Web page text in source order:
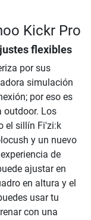
Kickr Pro
flexibles
por sus
simulación
por eso es
outdoor. Los
el sillín Fi'zi:k
y un nuevo
de
ajustar en
en altura y el
usar tu
con una